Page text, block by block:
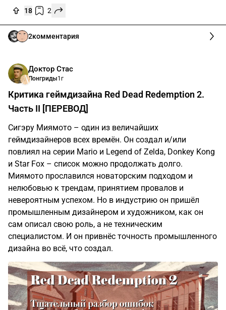
18 2
2комментария
Доктор Стас
Лонгриды1г
Критика геймдизайна Red Dead Redemption 2.
Часть II [ПЕРЕВОД]
Сигэру Миямото – один из величайших
геймдизайнеров всех времён. Он создал и/или
повлиял на серии Mario и Legend of Zelda, Donkey Kong
и Star Fox – список можно продолжать долго.
Миямото прославился новаторским подходом и
нелюбовью к трендам, принятием провалов и
невероятным успехом. Но в индустрию он пришёл
промышленным дизайнером и художником, как он
сам описал свою роль, а не техническим
специалистом. И он привнёс точность промышленного
дизайна во всё, что создал.